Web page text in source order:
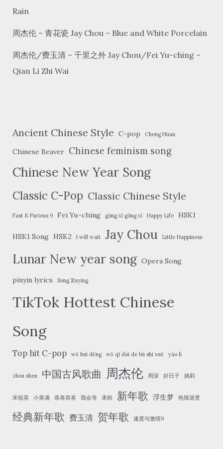
xīn
Moon
Represents
Rain
周杰伦 – 青花瓷 Jay Chou – Blue and White Porcelain
周杰伦/费玉清 – 千里之外 Jay Chou/Fei Yu-ching –
Qian Li Zhi Wai
Ancient Chinese Style C-pop Cheng Huan
Chinese Beaver Chinese feminism song
Chinese New Year Song
Classic C-Pop Classic Chinese Style
Fast & Furious 9 Fei Yu-ching gōng xǐ gōng xǐ Happy Life HSK1
HSK1 Song HSK2 I will wait Jay Chou Little Happiness
Lunar New year song Opera Song
pinyin lyrics Song Zuying
TikTok Hottest Chinese
Song
Top hit C-pop wǒ huì děng wǒ qī dài de bù shì xuě yáo lì
zhou shen 中国古风歌曲 周杰伦 周深 好日子 姚莉
宋祖英 小美满 恭喜恭喜 我会等 承桓 新年歌 浮生梦 热辣滚烫
经典新年歌 费玉清 贺年歌 速度与激情9